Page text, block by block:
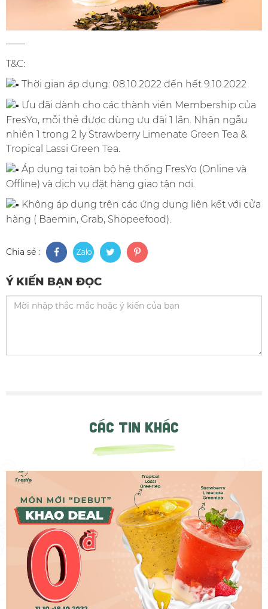
——
T&C:
Thời gian áp dụng: 08.10.2022 đến hết 9.10.2022
Ưu đãi dành cho các thành viên Membership của
FresYo, mỗi thẻ được dùng ưu đãi 1 lần. Nhận ngẫu
nhiên 1 trong 2 ly Strawberry Limenate Green Tea &
Tropical Lassi Green Tea.
Áp dụng tại toàn bộ hệ thống FresYo (Online và
Offline) và dịch vụ đặt hàng giao tận nơi.
Không áp dụng trên các ứng dụng liên kết với cửa
hàng ( Baemin, Grab, Shopeefood).
Chia sẻ :
Ý KIẾN BẠN ĐỌC
CÁC TIN KHÁC